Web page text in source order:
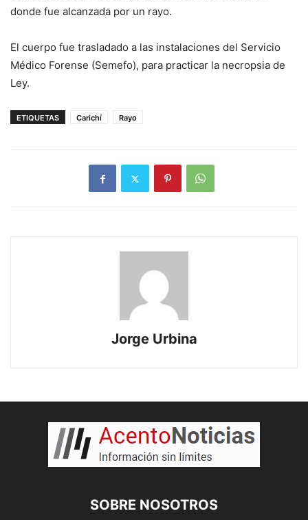
donde fue alcanzada por un rayo.
El cuerpo fue trasladado a las instalaciones del Servicio
Médico Forense (Semefo), para practicar la necropsia de
Ley.
ETIQUETAS Carichí Rayo
Jorge Urbina
SOBRE NOSOTROS